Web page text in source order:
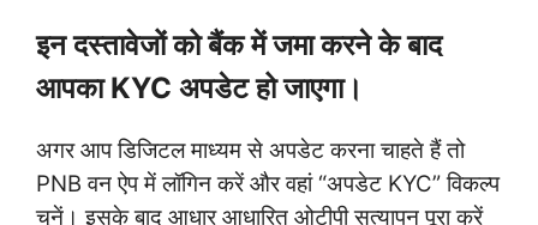
इन दस्तावेजों को बैंक में जमा करने के बाद
आपका KYC अपडेट हो जाएगा।
अगर आप डिजिटल माध्यम से अपडेट करना चाहते हैं तो
PNB वन ऐप में लॉगिन करें और वहां “अपडेट KYC” विकल्प
चुनें। इसके बाद आधार आधारित ओटीपी सत्यापन पूरा करें